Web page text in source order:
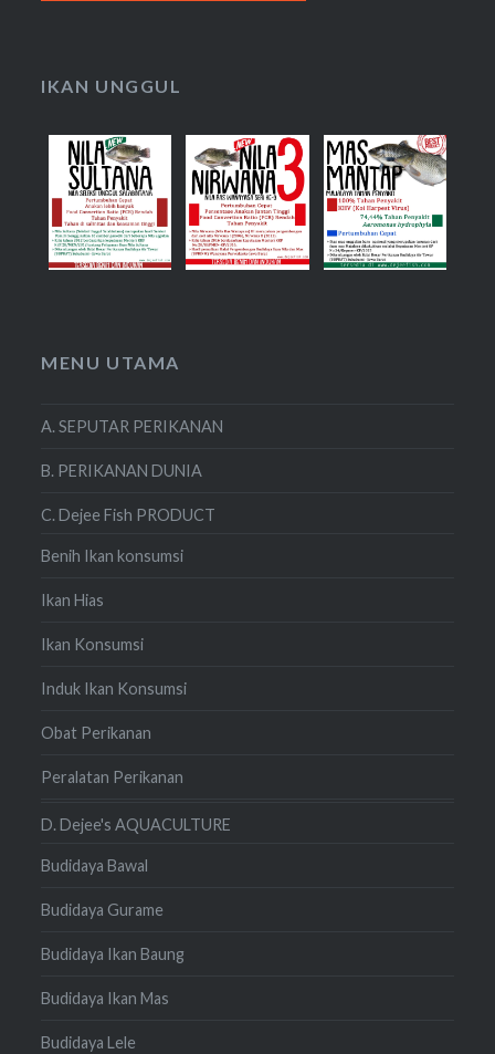
IKAN UNGGUL
MENU UTAMA
A. SEPUTAR PERIKANAN
B. PERIKANAN DUNIA
C. Dejee Fish PRODUCT
Benih Ikan konsumsi
Ikan Hias
Ikan Konsumsi
Induk Ikan Konsumsi
Obat Perikanan
Peralatan Perikanan
D. Dejee's AQUACULTURE
Budidaya Bawal
Budidaya Gurame
Budidaya Ikan Baung
Budidaya Ikan Mas
Budidaya Lele